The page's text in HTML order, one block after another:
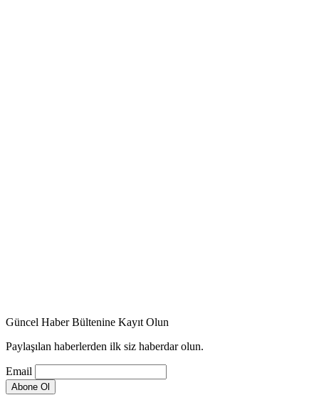
Güncel Haber Bültenine Kayıt Olun
Paylaşılan haberlerden ilk siz haberdar olun.
Email